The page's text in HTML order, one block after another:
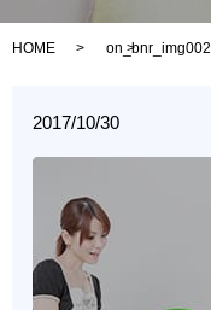
HOME on_bnr_img002
2017/10/30